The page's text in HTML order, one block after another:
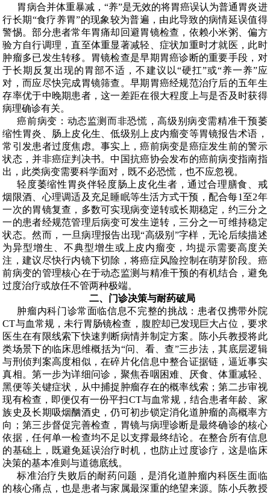
胃病合并体重暴减，“养”是无效的将胃癌误认为普通胃炎进
行长期“食疗养胃”的现象较为普遍，由此导致的病情延误值得
警惕。部分患者常年胃痛却回避胃镜检查，依赖小米粥、偏方
验方自行调理，直至体重显著减轻、症状加重时才就医，此时
肿瘤多已发生转移。
胃镜检查是早期胃癌诊断的重要手段 ，对
于长期反复出现的胃部不适，不建议以“硬扛”或“养一养”应
对，而应尽快完成胃镜筛查。早期胃癌经规范治疗后的五年生
存率优于中晚期患者，这一差距在很大程度上与是否及时获得
病理确诊有关。
癌前病变：动态监测而非恐慌，高级别病变需精准干预萎
缩性胃炎、肠上皮化生、低级别上皮内瘤变等胃镜报告术语，
常引发患者过度焦虑。事实上，癌前病变是癌症发生前的警示
状态，并非癌症判决书。中国抗癌协会发布的癌前病变指南指
出，此类病变需要科学面对，既不必恐慌，也不应忽视。
轻度萎缩性胃炎伴轻度肠上皮化生者，通过合理膳食、戒
烟限酒、心理调适及充足睡眠等生活方式干预，配合每1至2年
一次的胃镜复查，多数可实现病变逆转或长期稳定，约三分之
一的患者经规范管理后病变可发生逆转，三分之一可维持稳定
状态。然而， 一旦病理报告出现“高级别 ”字样，无论后续描述
为异型增生、不典型增生或上皮内瘤变，均提示需要高度关
注，建议尽快行内镜下切除 ，将癌症风险控制在萌芽阶段。癌
前病变的管理核心在于动态监测与精准干预的有机结合，避免
过度治疗或放任不管两种极端。
二、门诊决策与耐药破局
肿瘤内科门诊常面临信息不完整的挑战：患者仅携带外院
CT与血常规，未行胃肠镜检查，腹腔却已发现巨大占位，要求
医生在有限线索下快速判断病情并制定方案。陈小兵教授将此
类场景下的临床思维概括为“问、看、查”三步法，其底层逻辑
与刑侦判案高度相似，在碎片化信息中整合证据链，逼近事实
真相。第一步为详细问诊，聚焦吞咽困难、厌食、体重减轻、
黑便等关键症状，从中捕捉肿瘤存在的概率线索；第二步审视
现有检查，即便仅有一份平扫CT与血常规，结合患者年龄、家
族史及长期吸烟酗酒史，仍可初步锁定消化道肿瘤的高概率方
向；第三步督促完善检查， 胃镜与病理诊断是最终确诊的核心
依据，任何单一检查均不足以支撑最终结论。在整合所有信息
的基础上，既避免延误治疗时机，也防止过度诊疗，这是临床
决策的基本准则与道德底线。
标准治疗失败后的耐药问题，是消化道肿瘤内科医生面临
的核心痛点，也是患者与家属最深重的绝望来源。陈小兵教授